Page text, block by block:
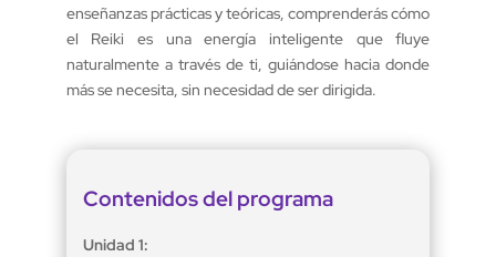
enseñanzas prácticas y teóricas, comprenderás cómo
el Reiki es una energía inteligente que fluye
naturalmente a través de ti, guiándose hacia donde
más se necesita, sin necesidad de ser dirigida.
Contenidos del programa
Unidad 1: